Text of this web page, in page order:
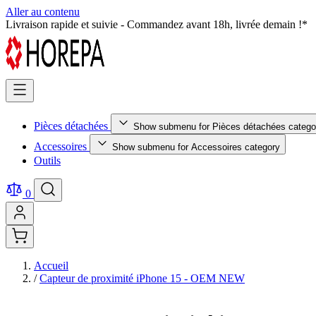
Aller au contenu
Pièces détachées testées et certifiées - Qualité premium garantie !
Pièces détachées Show submenu for Pièces détachées
Accessoires Show submenu for Accessoires category
Outils
0
Accueil
/ Capteur de proximité iPhone 15 - OEM NEW